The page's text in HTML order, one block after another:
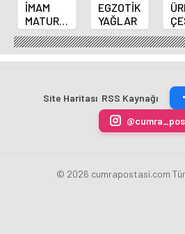
İMAM
MATURİDİ’YE
GÖRE
KADER
VE KAZA
EGZOTİK
YAĞLAR
Site Haritası RSS Kaynağı
© 2026 cumrapostasi.com